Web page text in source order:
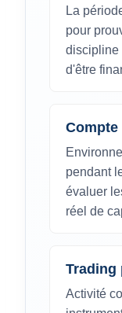
La
pour
discipline
d'être
Compte
pendant
évaluer
réel de
Trading
Activité